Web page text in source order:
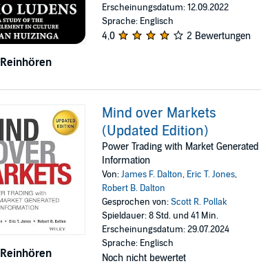
Reinhören
Erscheinungsdatum: 12.09.2022
Sprache: Englisch
4,0 2 Bewertungen
Reinhören
Mind over Markets
(Updated Edition)
Power Trading with Market Generated
Information
Von:James F. Dalton, Eric T. Jones,
Robert B. Dalton
Gesprochen von:Scott R. Pollak
Spieldauer: 8 Std. und 41 Min.
Erscheinungsdatum: 29.07.2024
Sprache: Englisch
Noch nicht bewertet